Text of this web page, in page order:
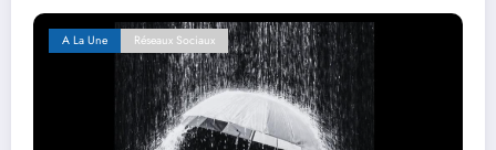
A La Une Réseaux Sociaux